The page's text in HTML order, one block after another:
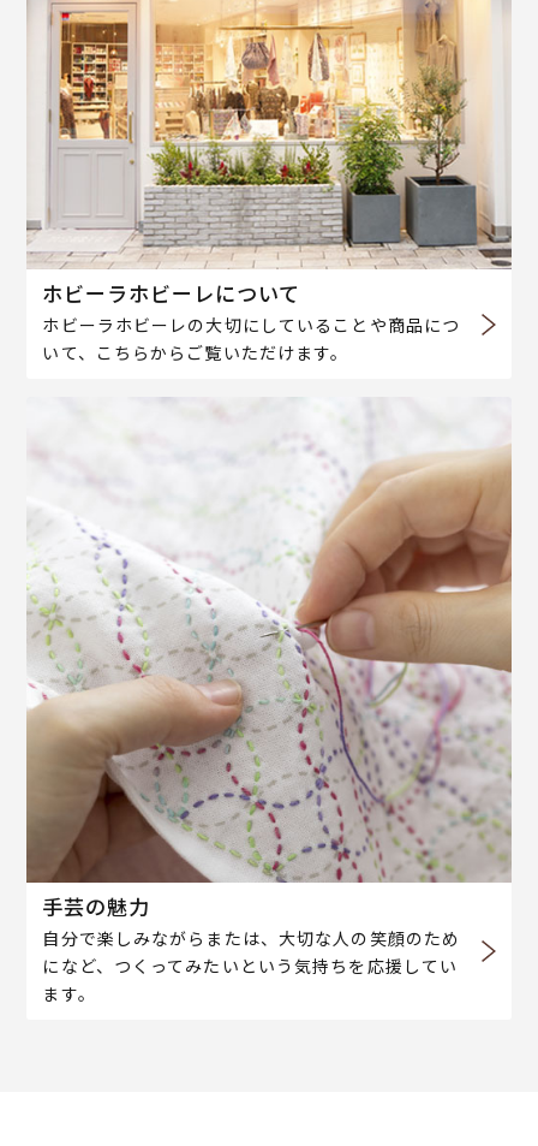
ホビーラホビーレについて
ホビーラホビーレの大切にしていることや商品につ
いて、こちらからご覧いただけます。
手芸の魅力
自分で楽しみながらまたは、大切な人の笑顔のため
になど、つくってみたいという気持ちを応援してい
ます。